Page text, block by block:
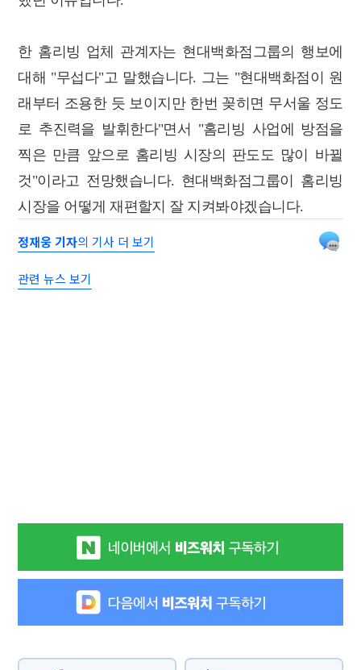
한 홈리빙 업체 관계자는 현대백화점그룹의 행보에
대해 "무섭다"고 말했습니다. 그는 "현대백화점이 원
래부터 조용한 듯 보이지만 한번 꽂히면 무서울 정도
로 추진력을 발휘한다"면서 "홈리빙 사업에 방점을
찍은 만큼 앞으로 홈리빙 시장의 판도도 많이 바뀔
것"이라고 전망했습니다. 현대백화점그룹이 홈리빙
시장을 어떻게 재편할지 잘 지켜봐야겠습니다.
정재웅 기자의 기사 더 보기
관련 뉴스 보기